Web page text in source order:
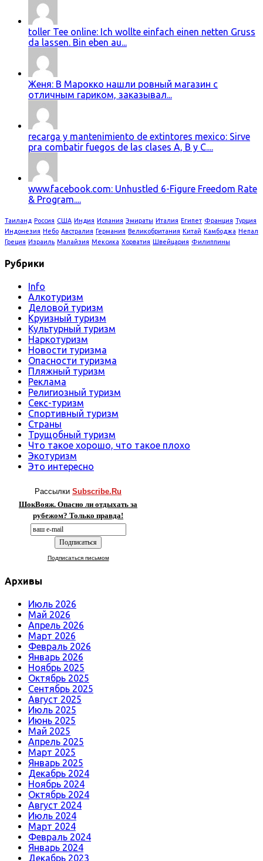
toller Tee online: Ich wollte einfach einen netten Gruss
da lassen. Bin eben au...
Женя: В Марокко нашли ровный магазин с
отличным гариком, заказывал...
recarga y mantenimiento de extintores mexico: Sirve
pra combatir fuegos de las clases A, B y C....
www.facebook.com: Unhustled 6-Figure Freedom Rate
& Program....
Таиланд Россия США Индия Испания Эмираты Италия Египет Франция Турция
Индонезия Небо Австралия Германия Великобритания Китай Камбоджа Непал
Греция Израиль Малайзия Мексика Хорватия Швейцария Филиппины
Рубрики
Info
Алкотуризм
Деловой туризм
Круизный туризм
Культурный туризм
Наркотуризм
Новости туризма
Опасности туризма
Пляжный туризм
Реклама
Религиозный туризм
Секс-туризм
Спортивный туризм
Страны
Трущобный туризм
Что такое хорошо, что такое плохо
Экотуризм
Это интересно
Рассылки Subscribe.Ru
ШокВояж. Опасно ли отдыхать за
рубежом? Только правда!
Подписаться письмом
Архивы
Июль 2026
Май 2026
Апрель 2026
Март 2026
Февраль 2026
Январь 2026
Ноябрь 2025
Октябрь 2025
Сентябрь 2025
Август 2025
Июль 2025
Июнь 2025
Май 2025
Апрель 2025
Март 2025
Январь 2025
Декабрь 2024
Ноябрь 2024
Октябрь 2024
Август 2024
Июль 2024
Март 2024
Февраль 2024
Январь 2024
Декабрь 2023